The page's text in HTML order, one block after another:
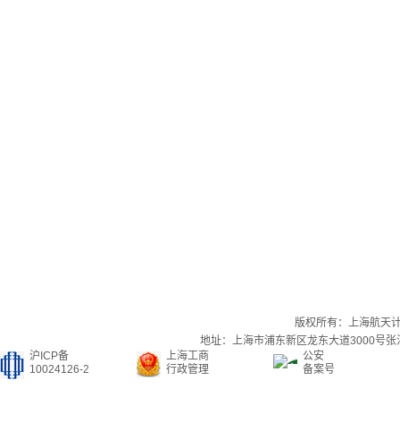
版权所有：上海航天
地址：上海市浦东新区龙东大道3000号
沪ICP备
10024126-2
上海工商
行政管理
公安
备案号